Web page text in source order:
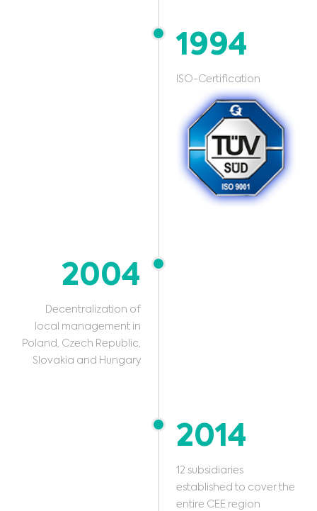
1994
ISO-Certification
2004
Decentralization of
local management in
Poland, Czech Republic,
Slovakia and Hungary
2014
12 subsidiaries
established to cover the
entire CEE region